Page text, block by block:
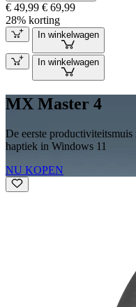
€ 49,99 € 69,99
28% korting
In winkelwagen
In winkelwagen
MX Master 4
De eerste
haptiek in Windows 11
NU KOPEN